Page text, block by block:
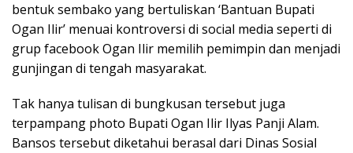
bentuk sembako yang bertuliskan ‘Bantuan Bupati
Ogan Ilir’ menuai kontroversi di social media seperti di
grup facebook Ogan Ilir memilih pemimpin dan menjadi
gunjingan di tengah masyarakat.
Tak hanya tulisan di bungkusan tersebut juga
terpampang photo Bupati Ogan Ilir Ilyas Panji Alam.
Bansos tersebut diketahui berasal dari Dinas Sosial